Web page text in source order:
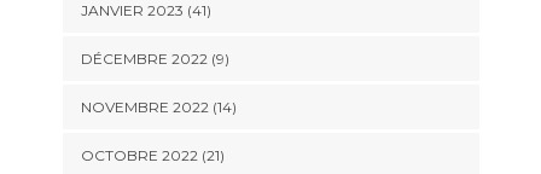
JANVIER 2023 (41)
DÉCEMBRE 2022 (9)
NOVEMBRE 2022 (14)
OCTOBRE 2022 (21)